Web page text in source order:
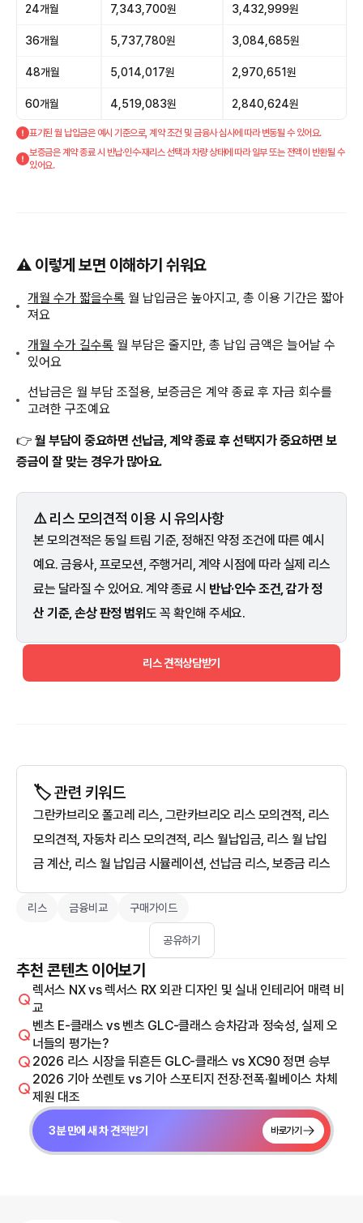
24개월 7,343,700원 3,432,999원
36개월 5,737,780원 3,084,685원
48개월 5,014,017원 2,970,651원
60개월 4,519,083원 2,840,624원
표기된 월 납입금은 예시 기준으로, 계약 조건 및 금융사 심사에 따라 변동될 수 있어요.
보증금은 계약 종료 시 반납·인수·재리스 선택과 차량 상태에 따라 일부 또는 전액이 반환될 수
있어요.
⚠️ 이렇게 보면 이해하기 쉬워요
개월 수가 짧을수록 월 납입금은 높아지고, 총 이용 기간은 짧아
져요
개월 수가 길수록 월 부담은 줄지만, 총 납입 금액은 늘어날 수
있어요
선납금은 월 부담 조절용, 보증금은 계약 종료 후 자금 회수를
고려한 구조예요
👉 월 부담이 중요하면 선납금, 계약 종료 후 선택지가 중요하면 보
증금이 잘 맞는 경우가 많아요.
⚠️ 리스 모의견적 이용 시 유의사항
본 모의견적은 동일 트림 기준, 정해진 약정 조건에 따른 예시
예요. 금융사, 프로모션, 주행거리, 계약 시점에 따라 실제 리스
료는 달라질 수 있어요. 계약 종료 시 반납·인수 조건, 감가 정
산 기준, 손상 판정 범위도 꼭 확인해 주세요.
리스 견적상담받기
🏷️ 관련 키워드
그란카브리오 폴고레 리스, 그란카브리오 리스 모의견적, 리스
모의견적, 자동차 리스 모의견적, 리스 월납입금, 리스 월 납입
금 계산, 리스 월 납입금 시뮬레이션, 선납금 리스, 보증금 리스
리스 금융비교 구매가이드
공유하기
추천 콘텐츠 이어보기
렉서스 NX vs 렉서스 RX 외관 디자인 및 실내 인테리어 매력 비
교
벤츠 E-클래스 vs 벤츠 GLC-클래스 승차감과 정숙성, 실제 오
너들의 평가는?
2026 리스 시장을 뒤흔든 GLC-클래스 vs XC90 정면 승부
2026 기아 쏘렌토 vs 기아 스포티지 전장·전폭·휠베이스 차체
제원 대조
3분 만에 새 차 견적받기 바로가기